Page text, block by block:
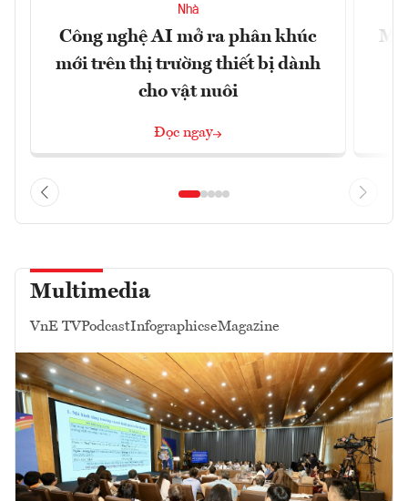
Nhà
Công nghệ AI mở ra phân khúc
mới trên thị trường thiết bị dành
cho vật nuôi
Đọc ngay
Multimedia
VnE TVPodcastInfographicseMagazine